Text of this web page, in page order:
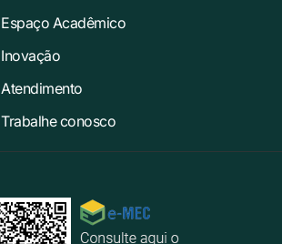
Espaço Acadêmico
Inovação
Atendimento
Trabalhe conosco